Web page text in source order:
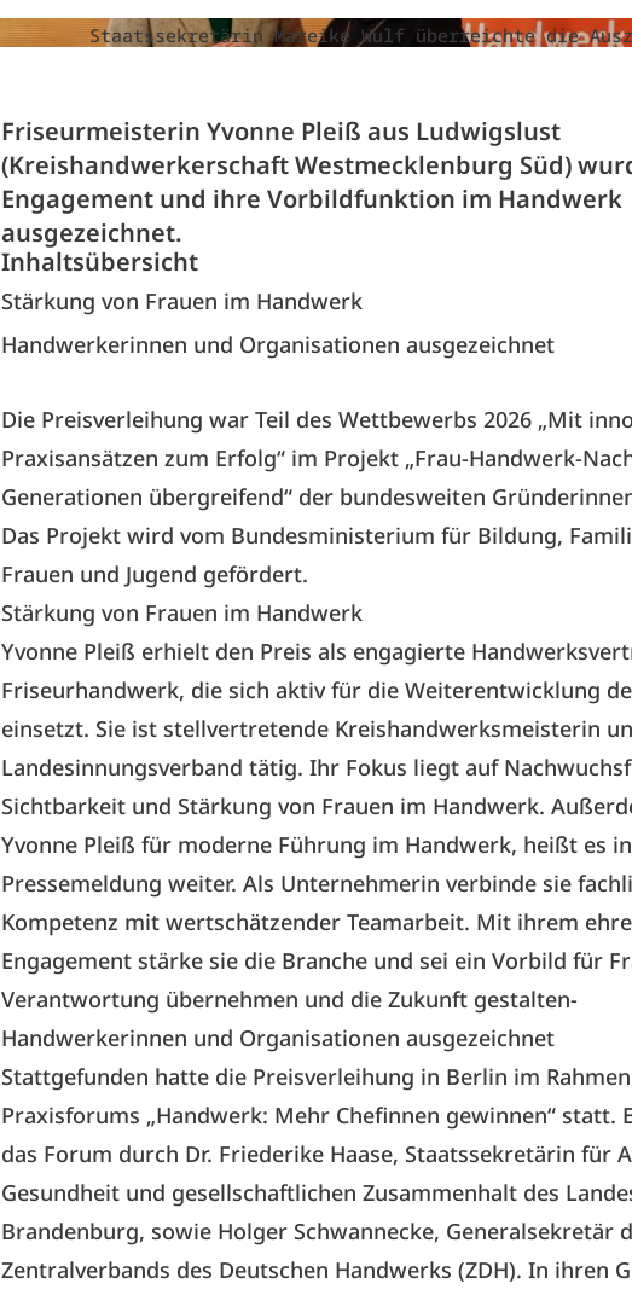
Staatssekretärin Mareike Wulf überreichte die
Friseurmeisterin Yvonne Pleiß aus Ludwigslust
(Kreishandwerkerschaft Westmecklenburg Süd)
Engagement und ihre Vorbildfunktion im Handwerk
ausgezeichnet.
Inhaltsübersicht
Stärkung von Frauen im Handwerk
Handwerkerinnen und Organisationen ausgezeichnet
Die Preisverleihung war Teil des Wettbewerbs 2026 „Mit
Praxisansätzen zum Erfolg“ im Projekt „Frau-Handwerk-
Generationen übergreifend“ der bundesweiten
Das Projekt wird vom Bundesministerium für Bildung,
Frauen und Jugend gefördert.
Stärkung von Frauen im Handwerk
Yvonne Pleiß erhielt den Preis als engagierte
Friseurhandwerk, die sich aktiv für die Weiterentwicklung
einsetzt. Sie ist stellvertretende Kreishandwerksmeisterin
Landesinnungsverband tätig. Ihr Fokus liegt auf
Sichtbarkeit und Stärkung von Frauen im Handwerk.
Yvonne Pleiß für moderne Führung im Handwerk, heißt es
Pressemeldung weiter. Als Unternehmerin verbinde sie
Kompetenz mit wertschätzender Teamarbeit. Mit ihrem
Engagement stärke sie die Branche und sei ein Vorbild für
Verantwortung übernehmen und die Zukunft gestalten-
Handwerkerinnen und Organisationen ausgezeichnet
Stattgefunden hatte die Preisverleihung in Berlin im
Praxisforums „Handwerk: Mehr Chefinnen gewinnen“ statt.
das Forum durch Dr. Friederike Haase, Staatssekretärin für
Gesundheit und gesellschaftlichen Zusammenhalt des
Brandenburg, sowie Holger Schwannecke, Generalsekretär
Zentralverbands des Deutschen Handwerks (ZDH). In ihren